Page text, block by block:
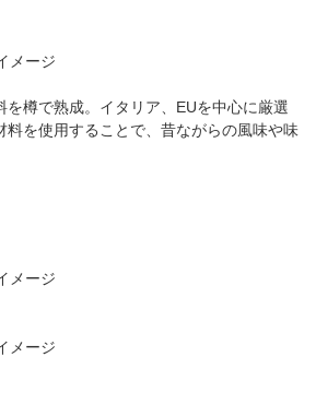
を樽で熟成。イタリア、EUを中心に厳選
料を使用することで、昔ながらの風味や味